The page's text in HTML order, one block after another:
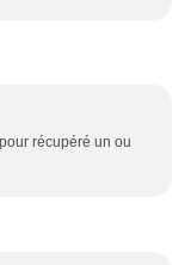
récupéré un ou